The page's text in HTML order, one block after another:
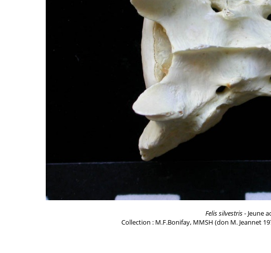
Felis silvestris- Jeune
Collection : M.F.Bonifay, MMSH (don M. Jeannet